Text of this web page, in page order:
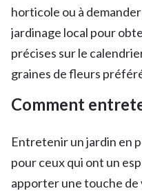
horticole ou à
jardinage local pour
précises sur le
graines de fleurs
Comment
Entretenir un jardin en
pour ceux qui ont un
apporter une touche de